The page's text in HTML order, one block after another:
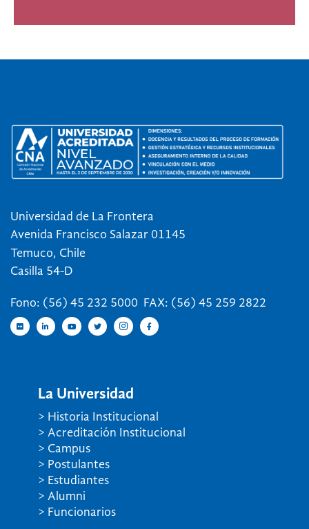
Universidad de La Frontera
Avenida Francisco Salazar 01145
Temuco, Chile
Casilla 54-D
Fono: (56) 45 232 5000 FAX: (56) 45 259 2822
La Universidad
> Historia Institucional
> Acreditación Institucional
> Campus
> Postulantes
> Estudiantes
> Alumni
> Funcionarios